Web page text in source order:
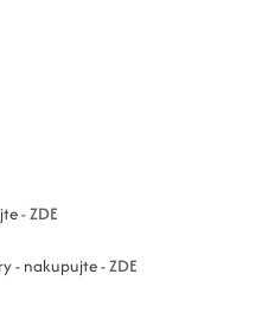
-ZDE
- nakupujte -ZDE